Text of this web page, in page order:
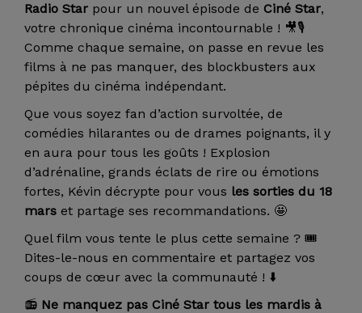
Radio Star pour un nouvel épisode de Ciné Star,
votre chronique cinéma incontournable ! 🎥🎙️
Comme chaque semaine, on passe en revue les
films à ne pas manquer, des blockbusters aux
pépites du cinéma indépendant.
Que vous soyez fan d’action survoltée, de
comédies hilarantes ou de drames poignants, il y
en aura pour tous les goûts ! Explosion
d’adrénaline, grands éclats de rire ou émotions
fortes, Kévin décrypte pour vous les sorties du 18
mars et partage ses recommandations. 🤩
Quel film vous tente le plus cette semaine ? 🎟️
Dites-le-nous en commentaire et partagez vos
coups de cœur avec la communauté ! ⬇️
📻 Ne manquez pas Ciné Star tous les mardis à